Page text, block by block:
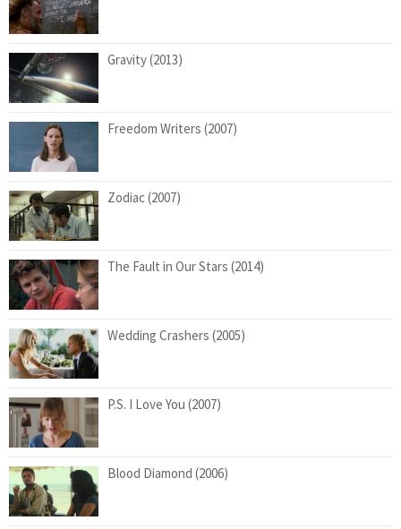
Gravity (2013)
Freedom Writers (2007)
Zodiac (2007)
The Fault in Our Stars (2014)
Wedding Crashers (2005)
P.S. I Love You (2007)
Blood Diamond (2006)